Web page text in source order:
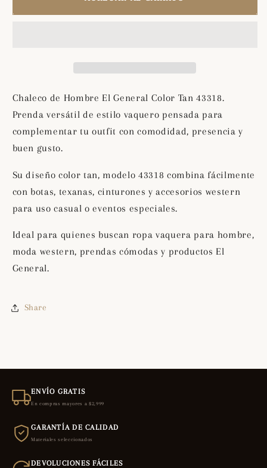
43318
Color
43318
Chaleco de Hombre El General Color Tan 43318.
Prenda versátil de estilo vaquero pensada para
complementar tu outfit con comodidad, presencia y
buen gusto.
Su diseño color tan, modelo 43318 combina fácilmente
con botas, texanas, cinturones y accesorios western
para uso casual o eventos especiales.
Ideal para quienes buscan ropa vaquera para hombre,
moda western, prendas cómodas y productos El
General.
Share
ENVÍO GRATIS
En compras mayores a $2,999
GARANTÍA DE CALIDAD
Materiales seleccionados
DEVOLUCIONES FÁCILES